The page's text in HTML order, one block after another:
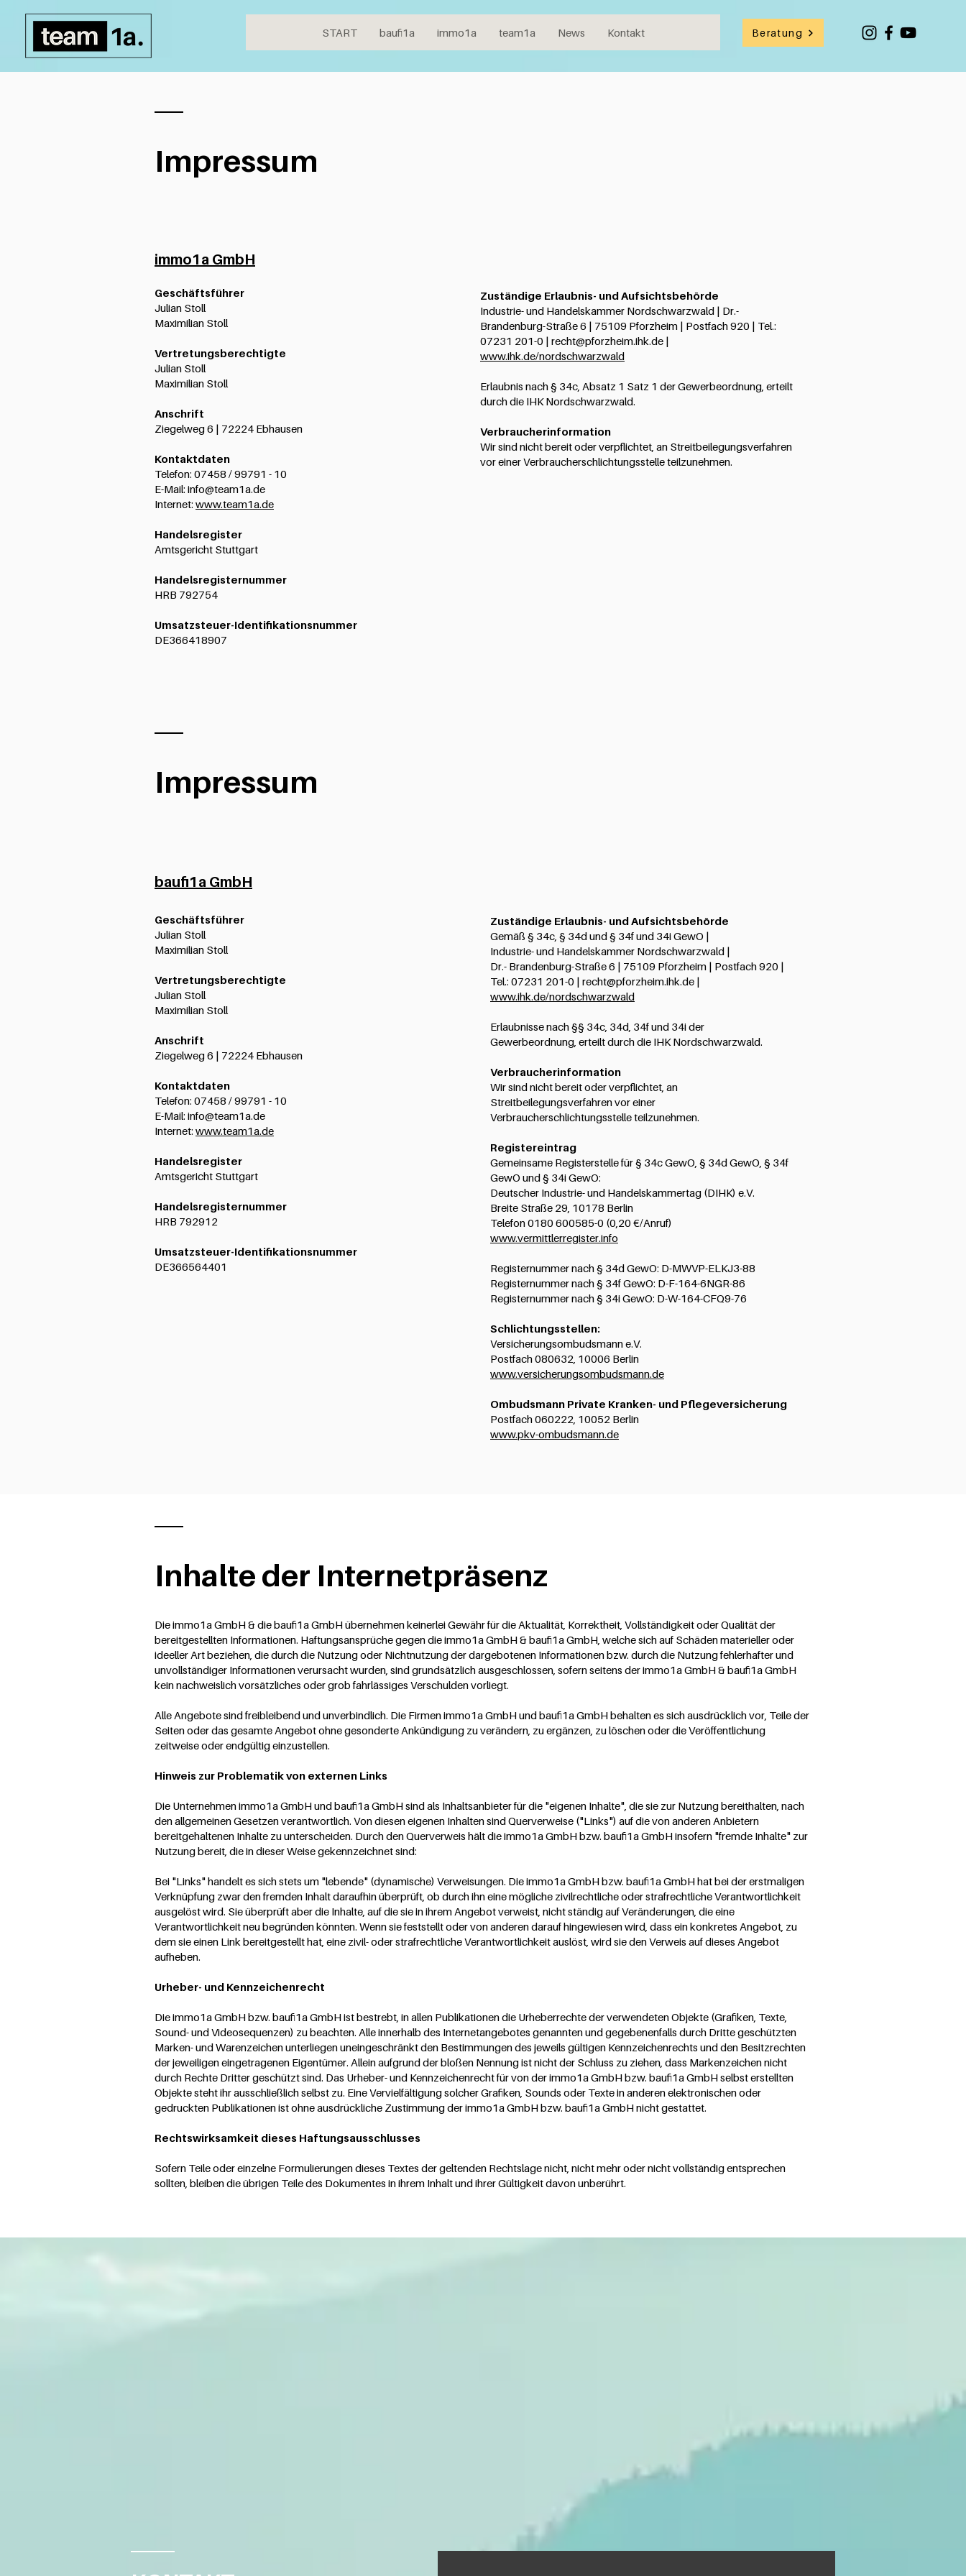
START baufi1a immo1a team1a News Kontakt Beratung
baufi1a immo1a team1a Kontakt
Impressum
immo1a GmbH
Geschäftsführer
Julian Stoll
Maximilian Stoll
Vertretungsberechtigte
Julian Stoll
Maximilian Stoll
Anschrift
Ziegelweg 6 | 72224 Ebhausen
Kontaktdaten
Telefon: 07458 / 99791 - 10
E-Mail: info@team1a.de
Internet: www.team1a.de
Handelsregister
Amtsgericht Stuttgart
Handelsregisternummer
HRB 792754
Umsatzsteuer-Identifikationsnummer
DE366418907
Zuständige Erlaubnis- und Aufsichtsbehörde
Industrie- und Handelskammer Nordschwarzwald | Dr.-
Brandenburg-Straße 6 | 75109 Pforzheim | Postfach 920 | Tel.:
07231 201-0 | recht@pforzheim.ihk.de |
www.ihk.de/nordschwarzwald
Erlaubnis nach § 34c, Absatz 1 Satz 1 der Gewerbeordnung, erteilt
durch die IHK Nordschwarzwald.
Verbraucherinformation
Wir sind nicht bereit oder verpflichtet, an Streitbeilegungsverfahren
vor einer Verbraucherschlichtungsstelle teilzunehmen.
Impressum
baufi1a GmbH
Geschäftsführer
Julian Stoll
Maximilian Stoll
Vertretungsberechtigte
Julian Stoll
Maximilian Stoll
Anschrift
Ziegelweg 6 | 72224 Ebhausen
Kontaktdaten
Telefon: 07458 / 99791 - 10
E-Mail: info@team1a.de
Internet: www.team1a.de
Handelsregister
Amtsgericht Stuttgart
Handelsregisternummer
HRB 792912
Umsatzsteuer-Identifikationsnummer
DE366564401
Zuständige Erlaubnis- und Aufsichtsbehörde
Gemäß § 34c, § 34d und § 34f und 34i GewO |
Industrie- und Handelskammer Nordschwarzwald |
Dr.- Brandenburg-Straße 6 | 75109 Pforzheim | Postfach 920 |
Tel.: 07231 201-0 | recht@pforzheim.ihk.de |
www.ihk.de/nordschwarzwald
Erlaubnisse nach §§ 34c, 34d, 34f und 34i der
Gewerbeordnung, erteilt durch die IHK Nordschwarzwald.
Verbraucherinformation
Wir sind nicht bereit oder verpflichtet, an
Streitbeilegungsverfahren vor einer
Verbraucherschlichtungsstelle teilzunehmen.
Registereintrag
Gemeinsame Registerstelle für § 34c GewO, § 34d GewO, § 34f
GewO und § 34i GewO:
Deutscher Industrie- und Handelskammertag (DIHK) e.V.
Breite Straße 29, 10178 Berlin
Telefon 0180 600585-0 (0,20 €/Anruf)
www.vermittlerregister.info
Registernummer nach § 34d GewO: D-MWVP-ELKJ3-88
Registernummer nach § 34f GewO: D-F-164-6NGR-86
Registernummer nach § 34i GewO: D-W-164-CFQ9-76
Schlichtungsstellen:
Versicherungsombudsmann e.V.
Postfach 080632, 10006 Berlin
www.versicherungsombudsmann.de
Ombudsmann Private Kranken- und Pflegeversicherung
Postfach 060222, 10052 Berlin
www.pkv-ombudsmann.de
Inhalte der Internetpräsenz
Die immo1a GmbH & die baufi1a GmbH übernehmen keinerlei Gewähr für die Aktualität, Korrektheit, Vollständigkeit oder Qualität der
bereitgestellten Informationen. Haftungsansprüche gegen die immo1a GmbH & baufi1a GmbH, welche sich auf Schäden materieller oder
ideeller Art beziehen, die durch die Nutzung oder Nichtnutzung der dargebotenen Informationen bzw. durch die Nutzung fehlerhafter und
unvollständiger Informationen verursacht wurden, sind grundsätzlich ausgeschlossen, sofern seitens der immo1a GmbH & baufi1a GmbH
kein nachweislich vorsätzliches oder grob fahrlässiges Verschulden vorliegt.
Alle Angebote sind freibleibend und unverbindlich. Die Firmen immo1a GmbH und baufi1a GmbH behalten es sich ausdrücklich vor, Teile der
Seiten oder das gesamte Angebot ohne gesonderte Ankündigung zu verändern, zu ergänzen, zu löschen oder die Veröffentlichung
zeitweise oder endgültig einzustellen.
Hinweis zur Problematik von externen Links
Die Unternehmen immo1a GmbH und baufi1a GmbH sind als Inhaltsanbieter für die "eigenen Inhalte", die sie zur Nutzung bereithalten, nach
den allgemeinen Gesetzen verantwortlich. Von diesen eigenen Inhalten sind Querverweise ("Links") auf die von anderen Anbietern
bereitgehaltenen Inhalte zu unterscheiden. Durch den Querverweis hält die immo1a GmbH bzw. baufi1a GmbH insofern "fremde Inhalte" zur
Nutzung bereit, die in dieser Weise gekennzeichnet sind:
Bei "Links" handelt es sich stets um "lebende" (dynamische) Verweisungen. Die immo1a GmbH bzw. baufi1a GmbH hat bei der erstmaligen
Verknüpfung zwar den fremden Inhalt daraufhin überprüft, ob durch ihn eine mögliche zivilrechtliche oder strafrechtliche Verantwortlichkeit
ausgelöst wird. Sie überprüft aber die Inhalte, auf die sie in ihrem Angebot verweist, nicht ständig auf Veränderungen, die eine
Verantwortlichkeit neu begründen könnten. Wenn sie feststellt oder von anderen darauf hingewiesen wird, dass ein konkretes Angebot, zu
dem sie einen Link bereitgestellt hat, eine zivil- oder strafrechtliche Verantwortlichkeit auslöst, wird sie den Verweis auf dieses Angebot
aufheben.
Urheber- und Kennzeichenrecht
Die immo1a GmbH bzw. baufi1a GmbH ist bestrebt, in allen Publikationen die Urheberrechte der verwendeten Objekte (Grafiken, Texte,
Sound- und Videosequenzen) zu beachten. Alle innerhalb des Internetangebotes genannten und gegebenenfalls durch Dritte geschützten
Marken- und Warenzeichen unterliegen uneingeschränkt den Bestimmungen des jeweils gültigen Kennzeichenrechts und den Besitzrechten
der jeweiligen eingetragenen Eigentümer. Allein aufgrund der bloßen Nennung ist nicht der Schluss zu ziehen, dass Markenzeichen nicht
durch Rechte Dritter geschützt sind. Das Urheber- und Kennzeichenrecht für von der immo1a GmbH bzw. baufi1a GmbH selbst erstellten
Objekte steht ihr ausschließlich selbst zu. Eine Vervielfältigung solcher Grafiken, Sounds oder Texte in anderen elektronischen oder
gedruckten Publikationen ist ohne ausdrückliche Zustimmung der immo1a GmbH bzw. baufi1a GmbH nicht gestattet.
Rechtswirksamkeit dieses Haftungsausschlusses
Sofern Teile oder einzelne Formulierungen dieses Textes der geltenden Rechtslage nicht, nicht mehr oder nicht vollständig entsprechen
sollten, bleiben die übrigen Teile des Dokumentes in ihrem Inhalt und ihrer Gültigkeit davon unberührt.